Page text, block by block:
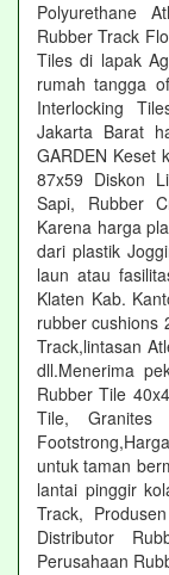
Polyurethane
Rubber Track
Tiles di lapak
rumah tangga
Interlocking
Jakarta Barat
GARDEN Keset
87x59 Diskon
Sapi, Rubber
Karena harga
dari plastik
laun atau
Klaten Kab.
rubber cushions
Track,lintasan
dll.Menerima
Rubber Tile
Tile,
untuk taman
lantai pinggir
Track,
Distributor
Perusahaan